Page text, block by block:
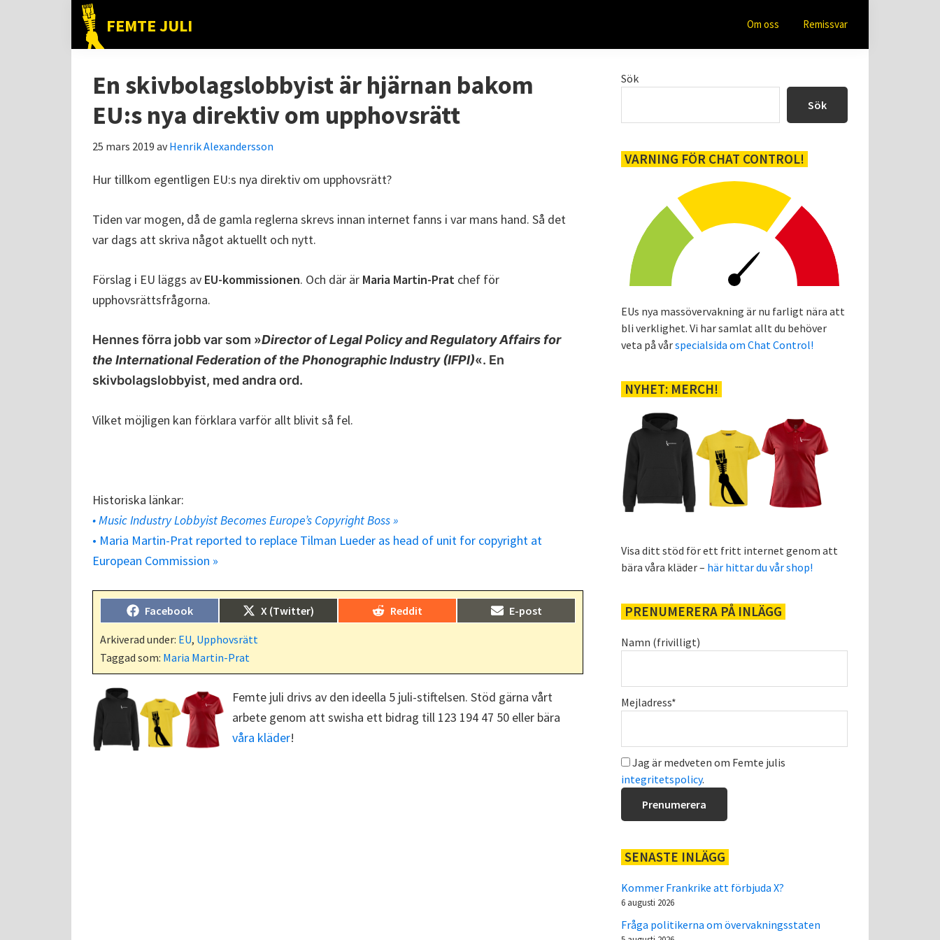
huvudnavigering
FEMTE JULI
Nätet
folket!
Om oss Remissvar
En skivbolagslobbyist är hjärnan bakom
EU:s nya direktiv om upphovsrätt
25 mars 2019 avHenrik Alexandersson
Hur tillkom egentligen EU:s nya direktiv om upphovsrätt?
Tiden var mogen, då de gamla reglerna skrevs innan internet fanns i var mans hand. Så det
var dags att skriva något aktuellt och nytt.
Förslag i EU läggs av EU-kommissionen. Och där är Maria Martin-Prat chef för
upphovsrättsfrågorna.
Hennes förra jobb var som »Director of Legal Policy and Regulatory Affairs for
the International Federation of the Phonographic Industry (IFPI)«. En
skivbolagslobbyist, med andra ord.
Vilket möjligen kan förklara varför allt blivit så fel.
Historiska länkar:
• Music Industry Lobbyist Becomes Europe’s Copyright Boss »
• Maria Martin-Prat reported to replace Tilman Lueder as head of unit for copyright at
European Commission »
Dela
på
Facebook
Dela
på
X (Twitter)
Dela
på
Reddit
Dela
på
E-post
Arkiverad under: EU, Upphovsrätt
Taggad som: Maria Martin-Prat
Femte juli drivs av den ideella 5 juli-stiftelsen. Stöd gärna vårt
arbete genom att swisha ett bidrag till 123 194 47 50 eller bära
våra kläder!
Primärt
Sök
Sök
VARNING FÖR CHAT CONTROL!
EUs nya massövervakning är nu farligt nära att
bli verklighet. Vi har samlat allt du behöver
veta på vårspecialsida om Chat Control!
NYHET: MERCH!
Visa ditt stöd för ett fritt internet genom att
bära våra kläder – här hittar du vår shop!
PRENUMERERA PÅ INLÄGG
Namn (frivilligt)
Mejladress*
Jag är medveten om Femte julis
integritetspolicy.
SENASTE INLÄGG
Kommer Frankrike att förbjuda X?
6 augusti 2026
Fråga politikerna om övervakningsstaten